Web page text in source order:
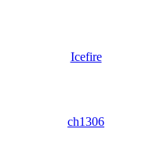
Icefire
ch1306